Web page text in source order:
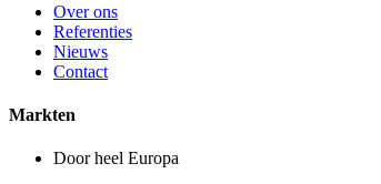
Over ons
Referenties
Nieuws
Contact
Markten
Door heel Europa